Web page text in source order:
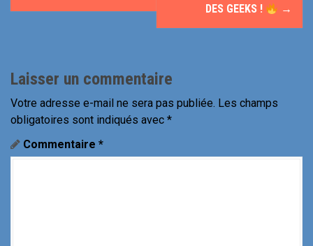
i
a
t
i
o
DES GEEKS !
→
Laisser un commentaire
Votre adresse e-mail ne sera pas publiée. Les champs
obligatoires sont indiqués avec *
Commentaire *